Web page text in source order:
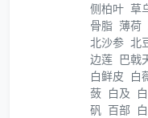
侧柏叶 草
骨脂 薄荷
北沙参 北
边莲 巴戟
白鲜皮 白
蔹 白及
矾 百部